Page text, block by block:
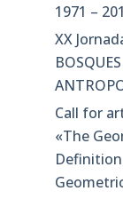
1971 –
XX
Call for
«The